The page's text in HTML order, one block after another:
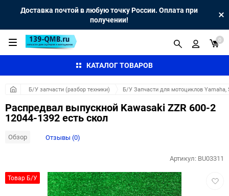
Доставка почтой в любую точку России. Оплата при
получении!
КАТАЛОГ ТОВАРОВ
0
Б/У запчасти (разбор техники) Б/У Запчасти для мотоциклов Yamaha,
Распредвал выпускной Kawasaki ZZR 600-2
12044-1392 есть скол
Обзор Отзывы (0)
Товар Б/У
Артикул: BU03311